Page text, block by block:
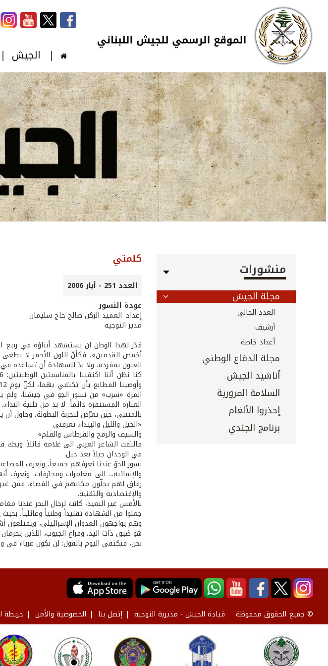
تجاوز إلى المحتوى الرئيسي
Skip to navigation
الجيش
منشورات
مجلة الجيش
العدد الحالي
أرشيف
أعداد خاصة
مجلة الدفاع الوطني
أناشيد الجيش
السلامة المرورية
إحذروا الألغام
برنامج الجندي
كلمتي
العدد 251 - أيار 2006
عودة النسور
إعداد: العميد الركن صالح حاج سليمان
مدير التوجيه
قدّر لهذا الوطن ان يستشهد أبناؤه في ربيع
أخمص القدمين»، فكأنّ اللون الأحمر لا يطغى
العيون بمفرده، ولا بدّ للشهادة أن تساعده في
المرة «سرب» من نسور الجو في جيشنا، ولم
العبارة المستنفرة دائماً. لا بد من تلبية
بالمتنبي، حين تعرّض لتجربة البطولة، وحاول أن
«الخيل والليل والبيداء تعرفني
والسيف والرمح والقرطاس والقلم»
فالتفت الشاعر العربي الى غلامه قائلاً:
في الوجدان جيلاً بعد جيل.
نسور الجوّ عندنا نعرفهم جميعاً، ونعرف
والإنمائية... الى مغامرات ومجازفات. ونعرف
رفاق لهم يحلّون مكانهم في الفضاء، فمن غير
والإقتصادية والتقنية.
بالأمس غير البعيد، كانت لرجال البحر عندنا
جعلوا من الشهادة تقليداً وطنياً وعائلياً،
وهم يواجهون العدوان الإسرائيلي،
هو ضيق ذات اليد، وفراغ الجيوب، اللذين
نحن، فنكتفي اليوم بالقول: لن نكون غرباء في
© جميع الحقوق محفوظة قيادة الجيش - مديرية التوجيه إتصل بنا الخصوصية والأمن خريطة